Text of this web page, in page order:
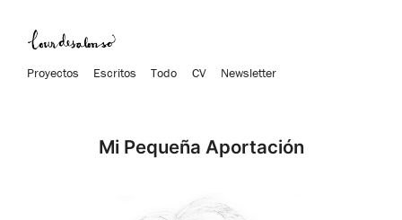
Proyectos Escritos Todo CV Newsletter
Mi Pequeña Aportación